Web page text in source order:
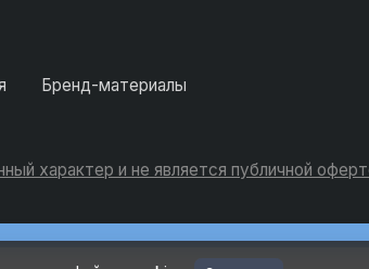
Бренд-материалы
характер и не является публичной